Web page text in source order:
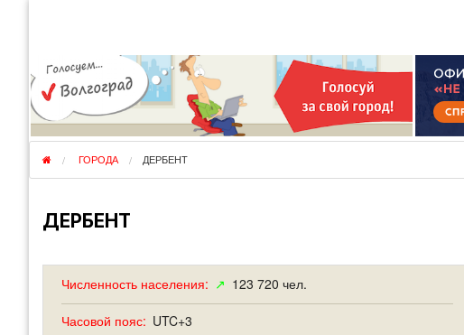
ГОРОДА
РЕГИОНЫ
ПЕРЕЕЗДЫ
ЭМИГРАЦИЯ ЮЖНЫЙ
ГОРОДА ДЕРБЕНТ
ДЕРБЕНТ
Численность населения: ↗ 123 720 чел.
Часовой пояс: UTC+3